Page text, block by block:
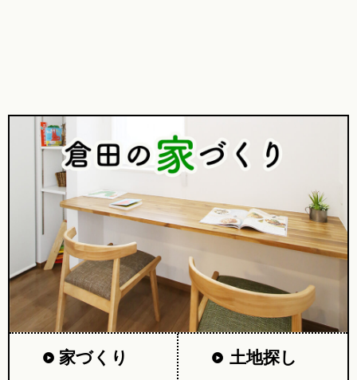
家づくり 土地探し